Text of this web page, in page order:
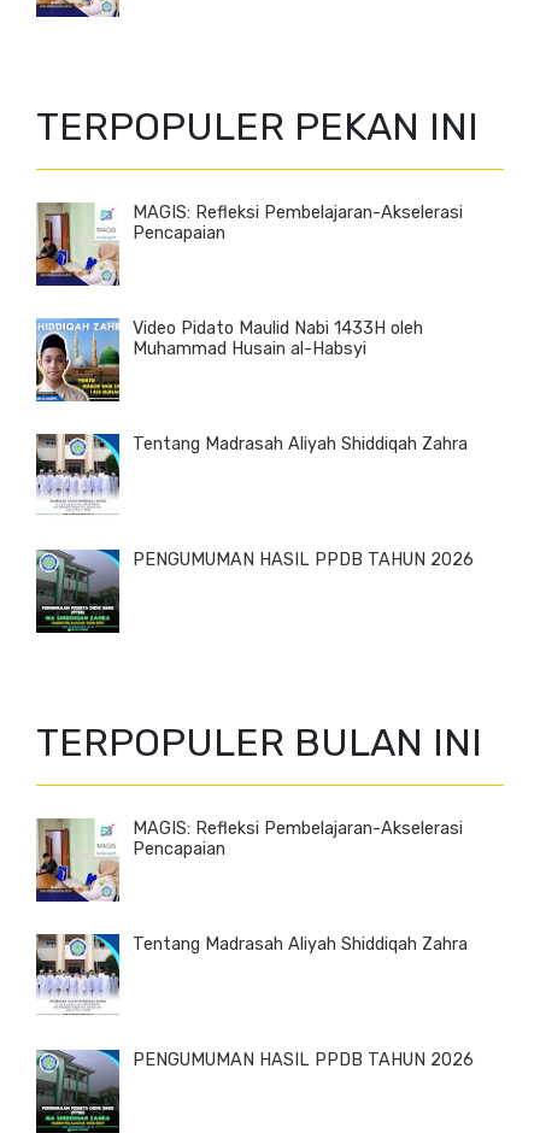
TERPOPULER PEKAN INI
MAGIS: Refleksi Pembelajaran-Akselerasi
Pencapaian
Video Pidato Maulid Nabi 1433H oleh
Muhammad Husain al-Habsyi
Tentang Madrasah Aliyah Shiddiqah Zahra
PENGUMUMAN HASIL PPDB TAHUN 2026
TERPOPULER BULAN INI
MAGIS: Refleksi Pembelajaran-Akselerasi
Pencapaian
Tentang Madrasah Aliyah Shiddiqah Zahra
PENGUMUMAN HASIL PPDB TAHUN 2026